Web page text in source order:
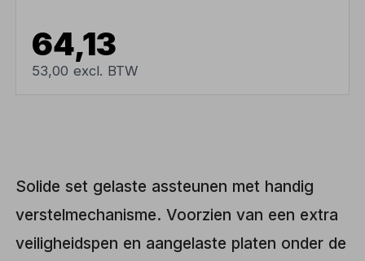
64,13
53,00 excl. BTW
Solide set gelaste assteunen met handig
verstelmechanisme. Voorzien van een extra
veiligheidspen en aangelaste platen onder de